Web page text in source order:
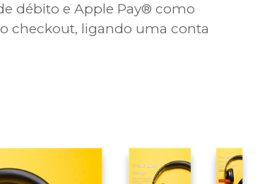
débito e Apple Pay® como
checkout, ligando uma conta